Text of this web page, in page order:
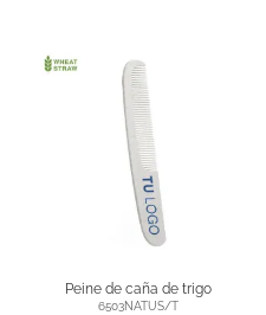
Peine de caña de trigo
6503NATUS/T